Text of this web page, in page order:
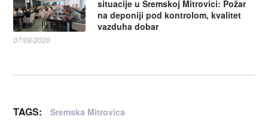
situacije u Sremskoj Mitrovici: Požar
na deponiji pod kontrolom, kvalitet
vazduha dobar
07/08/2026
TAGS: Sremska Mitrovica